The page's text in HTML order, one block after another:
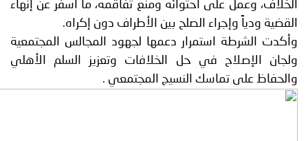
وعمل على احتوائه ومنع تفاقمه، ما أسفر عن إنهاء
وإجراء الصلح بين الأطراف دون إكراه.
استمرار دعمها لجهود المجالس المجتمعية
في حل الخلافات وتعزيز السلم الأهلي
على تماسك النسيج المجتمعي .